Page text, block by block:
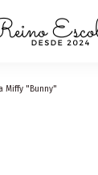
Miffy "Bunny"